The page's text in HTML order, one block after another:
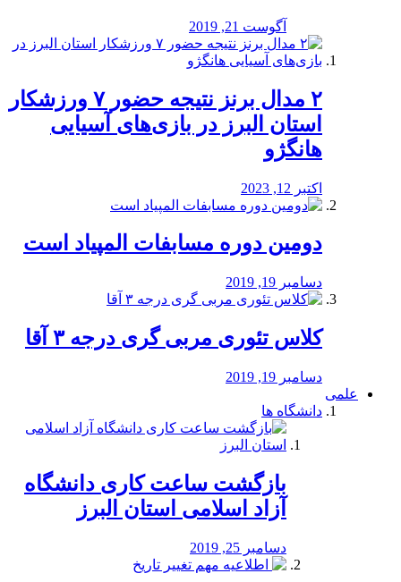
آگوست 21, 2019
۲ مدال برنز نتیجه حضور ۷ ورزشکار
استان البرز در بازی‌های آسیایی
هانگژو
اکتبر 12, 2023
دومین دوره مسابفات المپیاد است
دسامبر 19, 2019
کلاس تئوری مربی گری درجه ۳ آقا
دسامبر 19, 2019
علمی
دانشگاه ها
بازگشت ساعت کاری دانشگاه
آزاد اسلامی استان البرز
دسامبر 25, 2019